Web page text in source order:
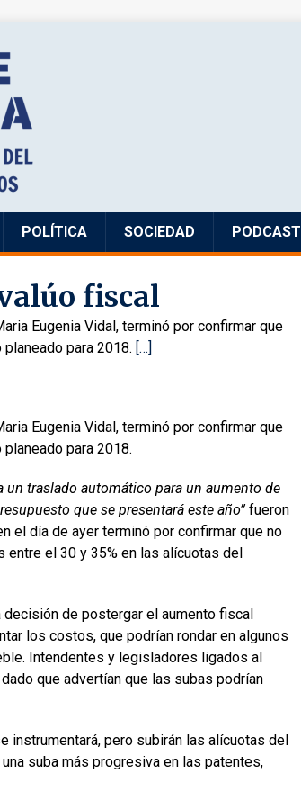
POLÍTICA SOCIEDAD PODCAST
fiscal
Eugenia Vidal, terminó por confirmar que
para 2018. […]
Eugenia Vidal, terminó por confirmar que
para 2018.
un traslado automático para un aumento de
que se presentará este año”fueron
el día de ayer terminó por confirmar que no
entre el 30 y 35% en las alícuotas del
de postergar el aumento fiscal
los costos, que podrían rondar en algunos
Intendentes y legisladores ligados al
que advertían que las subas podrían
instrumentará, pero subirán las alícuotas del
suba más progresiva en las patentes,